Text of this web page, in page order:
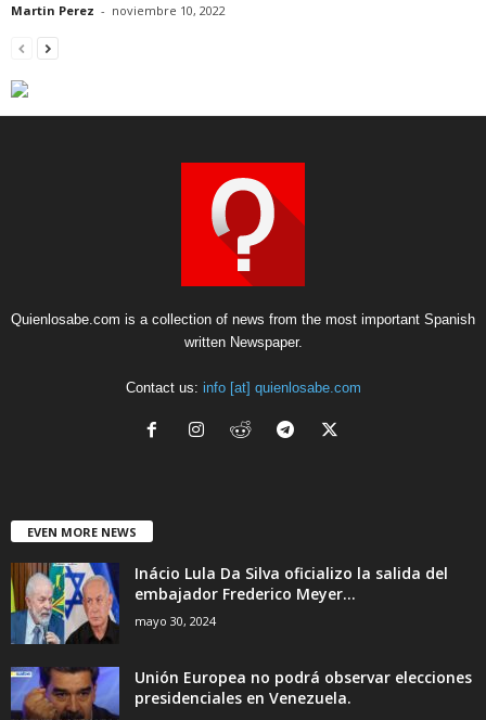
Martin Perez - noviembre 10, 2022
Quienlosabe.com is a collection of news from the most important Spanish
written Newspaper.
Contact us: info [at] quienlosabe.com
EVEN MORE NEWS
Inácio Lula Da Silva oficializo la salida del
embajador Frederico Meyer...
mayo 30, 2024
Unión Europea no podrá observar elecciones
presidenciales en Venezuela.